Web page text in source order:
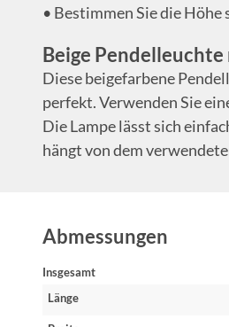
• Bestimmen Sie die
Beige
Diese beigefarbene
perfekt. Verwenden Sie
Die Lampe lässt sich
hängt von dem
Abmessungen
Insgesamt
Länge